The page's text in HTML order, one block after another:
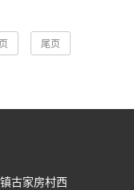
尾页
古家房村西